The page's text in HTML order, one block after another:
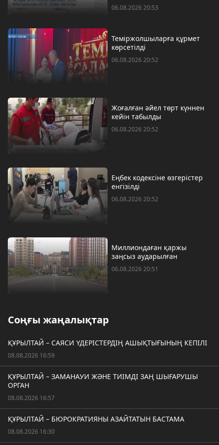
06.08.2026 20:53
Теміржолшыларға құрмет
көрсетілді
06.08.2026 20:52
Жоғалған әйел төрт күннен
кейін табылды
06.08.2026 20:52
Еңбек кодексіне өзгерістер
енгізілді
06.08.2026 20:52
Миллиондаған қаржы
заңсыз аударылған
06.08.2026 20:51
Соңғы жаңалықтар
ҚҰРЫЛТАЙ – САЯСИ ҮДЕРІСТЕРДІҢ АШЫҚТЫҒЫНЫҢ КЕПІЛІ
08.08.2026 16:59
ҚҰРЫЛТАЙ – ЗАМАНАУИ ЖӘНЕ ТИІМДІ ЗАҢ ШЫҒАРУШЫ
ОРГАН
08.08.2026 16:57
ҚҰРЫЛТАЙ – БЮРОКРАТИЯНЫ АЗАЙТАТЫН БАСТАМА
08.08.2026 16:30